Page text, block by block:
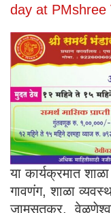
day at PMshree
या कार्यक्रमात
गावणंग, शाळा
जामसुतकर,